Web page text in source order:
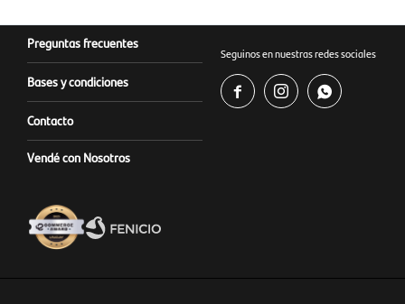
Preguntas frecuentes
Bases y condiciones
Contacto
Vendé con Nosotros
Seguinos en nuestras redes sociales
  